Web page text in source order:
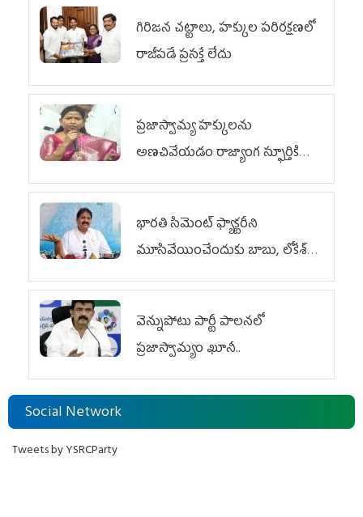
గిరిజన చట్టాలు, హక్కుల పరిరక్షణలో
రాజీపడే ప్రసక్తే లేదు
ప్రజాస్వామ్య హక్కులను
అణచివేయడం రాజ్యాంగ స్ఫూర్తికి
విరుద్ధం
భారతి సిమెంట్ ఫ్యాక్టరీని
మూసివేయించేందుకు బాబు, లోకేశ్
కుట్ర
వెన్నుపోటు పార్టీ పాలనలో
ప్రజాస్వామ్యం ఖూనీ..
Social Network
Tweets by YSRCParty